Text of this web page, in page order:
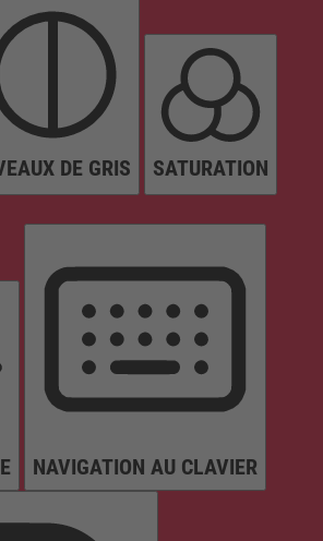
DE GRIS SATURATION
NAVIGATION AU CLAVIER